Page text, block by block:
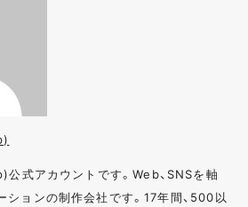
式アカウントです。Web、SNSを軸
ションの制作会社です。17年間、500以